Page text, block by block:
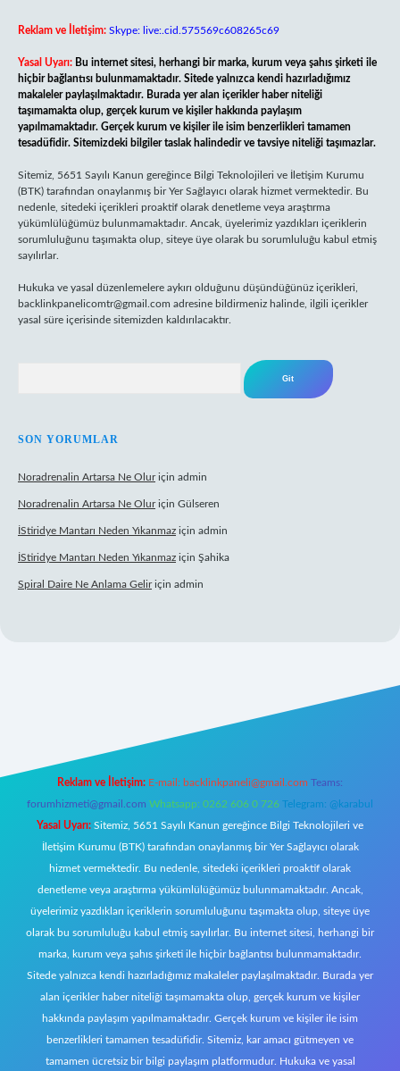
Reklam ve İletişim: Skype: live:.cid.575569c608265c69
Yasal Uyarı: Bu internet sitesi, herhangi bir marka, kurum veya şahıs şirketi ile
hiçbir bağlantısı bulunmamaktadır. Sitede yalnızca kendi hazırladığımız
makaleler paylaşılmaktadır. Burada yer alan içerikler haber niteliği
taşımamakta olup, gerçek kurum ve kişiler hakkında paylaşım
yapılmamaktadır. Gerçek kurum ve kişiler ile isim benzerlikleri tamamen
tesadüfidir. Sitemizdeki bilgiler taslak halindedir ve tavsiye niteliği taşımazlar.
Sitemiz, 5651 Sayılı Kanun gereğince Bilgi Teknolojileri ve İletişim Kurumu
(BTK) tarafından onaylanmış bir Yer Sağlayıcı olarak hizmet vermektedir. Bu
nedenle, sitedeki içerikleri proaktif olarak denetleme veya araştırma
yükümlülüğümüz bulunmamaktadır. Ancak, üyelerimiz yazdıkları içeriklerin
sorumluluğunu taşımakta olup, siteye üye olarak bu sorumluluğu kabul etmiş
sayılırlar.
Hukuka ve yasal düzenlemelere aykırı olduğunu düşündüğünüz içerikleri,
backlinkpanelicomtr@gmail.com adresine bildirmeniz halinde, ilgili içerikler
yasal süre içerisinde sitemizden kaldırılacaktır.
SON YORUMLAR
Noradrenalin Artarsa Ne Oluriçin admin
Noradrenalin Artarsa Ne Oluriçin Gülseren
İStiridye Mantarı Neden Yıkanmaz için admin
İStiridye Mantarı Neden Yıkanmaz için Şahika
Spiral Daire Ne Anlama Geliriçin admin
Reklam ve İletişim: E-mail: backlinkpaneli@gmail.com Teams:
forumhizmeti@gmail.com Whatsapp: 0262 606 0 726 Telegram: @karabul
Yasal Uyarı: Sitemiz, 5651 Sayılı Kanun gereğince Bilgi Teknolojileri ve
İletişim Kurumu (BTK) tarafından onaylanmış bir Yer Sağlayıcı olarak
hizmet vermektedir. Bu nedenle, sitedeki içerikleri proaktif olarak
denetleme veya araştırma yükümlülüğümüz bulunmamaktadır. Ancak,
üyelerimiz yazdıkları içeriklerin sorumluluğunu taşımakta olup, siteye üye
olarak bu sorumluluğu kabul etmiş sayılırlar. Bu internet sitesi, herhangi bir
marka, kurum veya şahıs şirketi ile hiçbir bağlantısı bulunmamaktadır.
Sitede yalnızca kendi hazırladığımız makaleler paylaşılmaktadır. Burada yer
alan içerikler haber niteliği taşımamakta olup, gerçek kurum ve kişiler
hakkında paylaşım yapılmamaktadır. Gerçek kurum ve kişiler ile isim
benzerlikleri tamamen tesadüfidir. Sitemiz, kar amacı gütmeyen ve
tamamen ücretsiz bir bilgi paylaşım platformudur. Hukuka ve yasal